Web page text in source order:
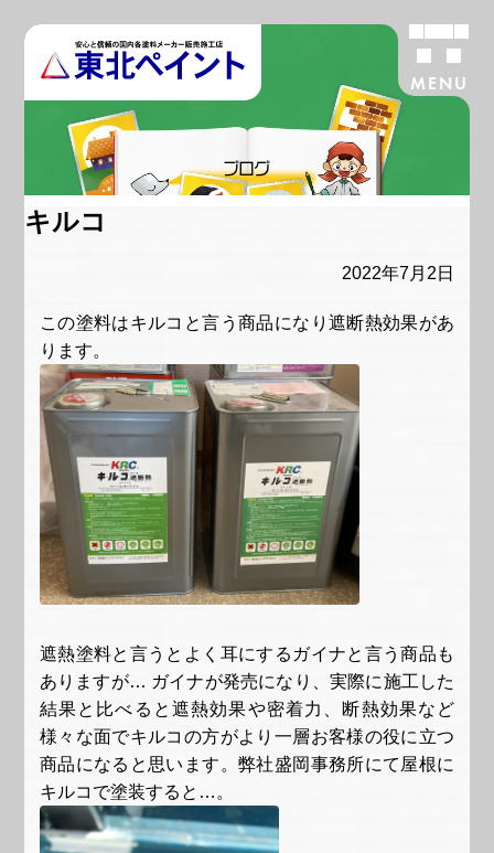
MENU
ブログ
キルコ
2022年7月2日
この塗料はキルコと言う商品になり遮断熱効果があ
ります。
遮熱塗料と言うとよく耳にするガイナと言う商品も
ありますが… ガイナが発売になり、実際に施工した
結果と比べると遮熱効果や密着力、断熱効果など
様々な面でキルコの方がより一層お客様の役に立つ
商品になると思います。弊社盛岡事務所にて屋根に
キルコで塗装すると…。